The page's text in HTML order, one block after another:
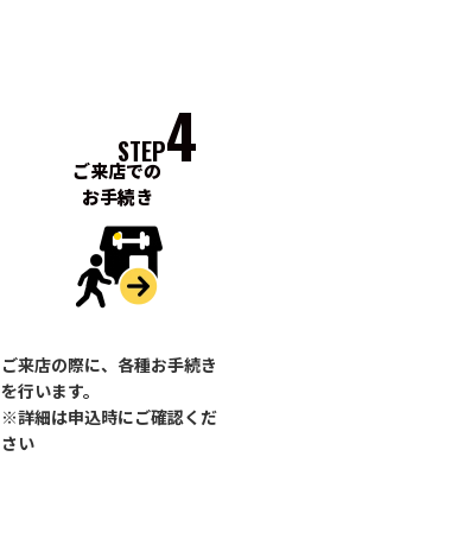
STEP4
ご来店での
お手続き
ご来店の際に、各種お手続き
を行います。
※詳細は申込時にご確認くだ
さい